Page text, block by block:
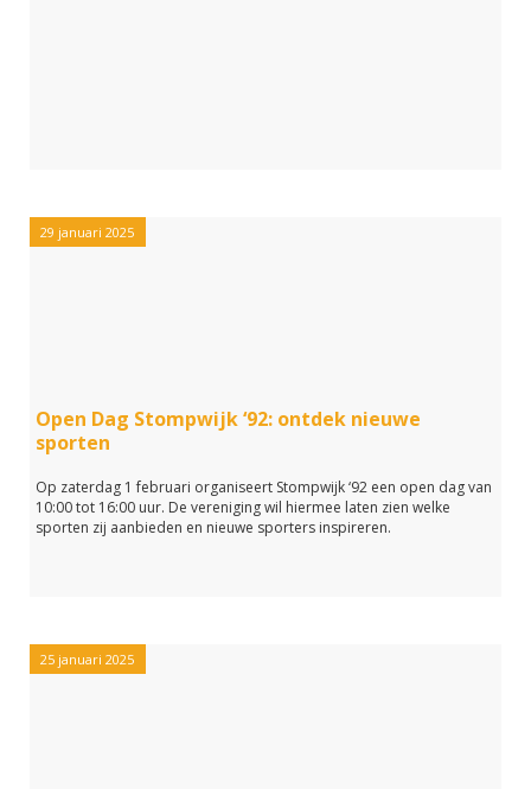
29 januari 2025
Open Dag Stompwijk ‘92: ontdek nieuwe
sporten
Op zaterdag 1 februari organiseert Stompwijk ‘92 een open dag van
10:00 tot 16:00 uur. De vereniging wil hiermee laten zien welke
sporten zij aanbieden en nieuwe sporters inspireren.
25 januari 2025